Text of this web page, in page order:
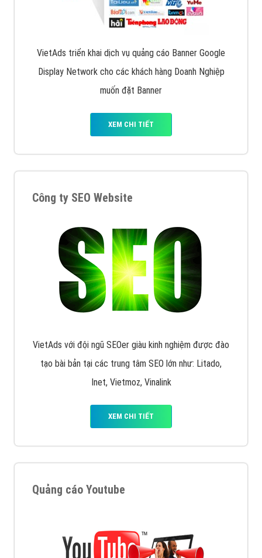
VietAds triển khai dịch vụ quảng cáo Banner Google
Display Network cho các khách hàng Doanh Nghiệp
muốn đặt Banner
XEM CHI TIẾT
Công ty SEO Website
VietAds với đội ngũ SEOer giàu kinh nghiệm được đào
tạo bài bản tại các trung tâm SEO lớn như: Litado,
Inet, Vietmoz, Vinalink
XEM CHI TIẾT
Quảng cáo Youtube